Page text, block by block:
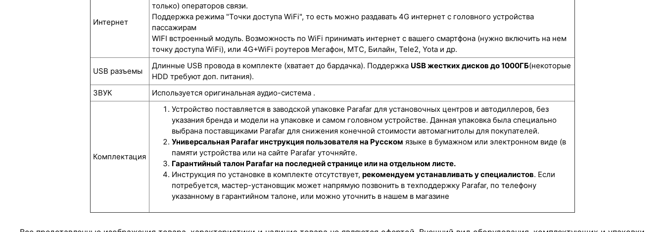
Интернет
только) операторов связи.
Поддержка режима "Точки доступа WiFi", то есть можно раздавать 4G интернет с головного устройства
пассажирам
WIFI встроенный модуль. Возможность по WiFi принимать интернет с вашего смартфона (нужно включить на нем
точку доступа WiFi), или 4G+WiFi роутеров Мегафон, МТС, Билайн, Tele2, Yota и др.
USB разъемы
Длинные USB провода в комплекте (хватает до бардачка). Поддержка USB жестких дисков до 1000ГБ(некоторые
HDD требуют доп. питания).
ЗВУК
Используется оригинальная аудио-система .
Комплектация
Устройство поставляется в заводской упаковке Parafar для установочных центров и автодиллеров, без
указания бренда и модели на упаковке и самом головном устройстве. Данная упаковка была специально
выбрана поставщиками Parafar для снижения конечной стоимости автомагнитолы для покупателей.
Универсальная Parafar инструкция пользователя на Русском языке в бумажном или электронном виде (в
памяти устройства или на сайте Parafar уточняйте.
Гарантийный талон Parafar на последней странице или на отдельном листе.
Инструкция по установке в комплекте отсутствует, рекомендуем устанавливать у специалистов. Если
потребуется, мастер-установщик может напрямую позвонить в техподдержку Parafar, по телефону
указанному в гарантийном талоне, или можно уточнить в нашем в магазине